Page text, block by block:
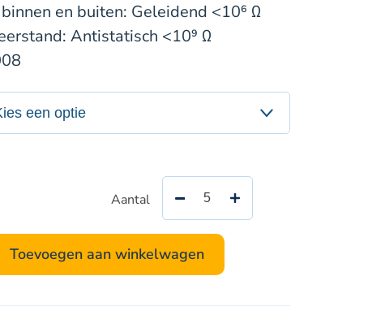
en buiten: Geleidend <10⁶ Ω
Antistatisch <10⁹ Ω
Aantal
Carboflat
-
bunkerslang
aantal
Toevoegen aan winkelwagen